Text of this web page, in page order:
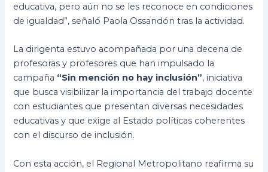
educativa, pero aún no se les reconoce en condiciones
de igualdad”, señaló Paola Ossandón tras la actividad.
La dirigenta estuvo acompañada por una decena de
profesoras y profesores que han impulsado la
campaña “Sin mención no hay inclusión”, iniciativa
que busca visibilizar la importancia del trabajo docente
con estudiantes que presentan diversas necesidades
educativas y que exige al Estado políticas coherentes
con el discurso de inclusión.
Con esta acción, el Regional Metropolitano reafirma su